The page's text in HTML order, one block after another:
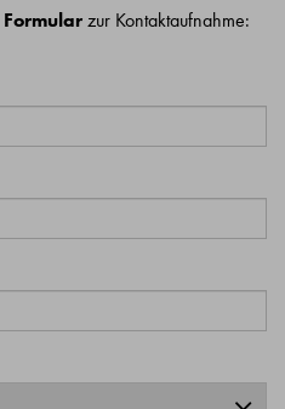
Formularzur Kontaktaufnahme: